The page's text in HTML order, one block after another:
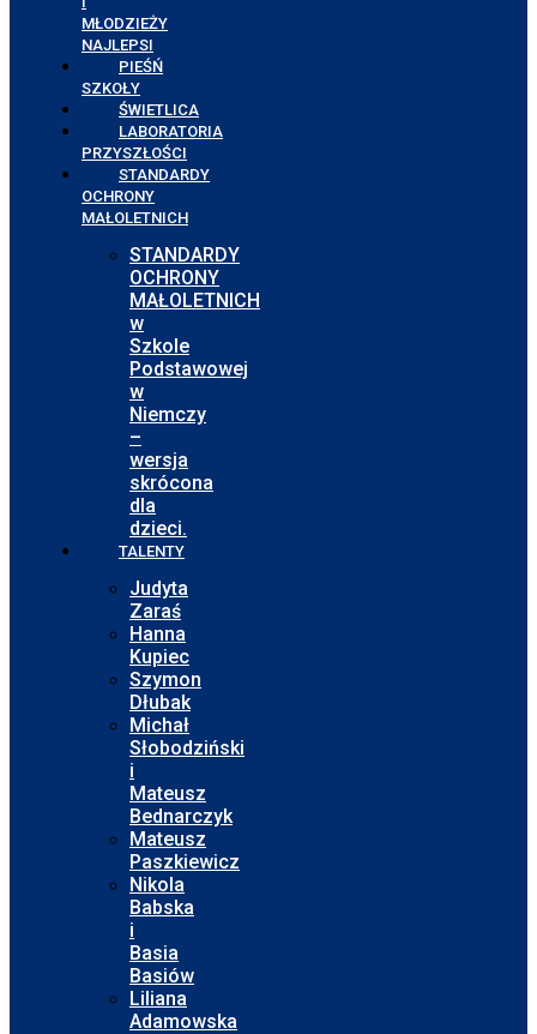
MŁODZIEŻY
NAJLEPSI
PIEŚŃ
SZKOŁY
ŚWIETLICA
LABORATORIA
PRZYSZŁOŚCI
STANDARDY
OCHRONY
MAŁOLETNICH
STANDARDY
OCHRONY
MAŁOLETNICH
w
Szkole
Podstawowej
w
Niemczy
–
wersja
skrócona
dla
dzieci.
TALENTY
Judyta
Zaraś
Hanna
Kupiec
Szymon
Dłubak
Michał
Słobodziński
i
Mateusz
Bednarczyk
Mateusz
Paszkiewicz
Nikola
Babska
i
Basia
Basiów
Liliana
Adamowska